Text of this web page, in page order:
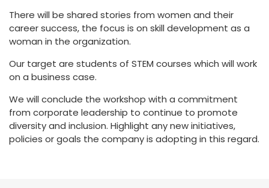
There will be shared stories from women and their
career success, the focus is on skill development as a
woman in the organization.
Our target are students of STEM courses which will work
on a business case.
We will conclude the workshop with a commitment
from corporate leadership to continue to promote
diversity and inclusion. Highlight any new initiatives,
policies or goals the company is adopting in this regard.